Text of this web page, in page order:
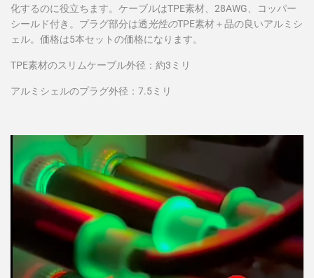
化するのに役立ちます。ケーブルはTPE素材、28AWG、コッパー
シールド付き。プラグ部分は透光性のTPE素材＋品の良いアルミシ
ェル。価格は5本セットの価格になります。
TPE素材のスリムケーブル外径：約3ミリ
アルミシェルのプラグ外径：7.5ミリ